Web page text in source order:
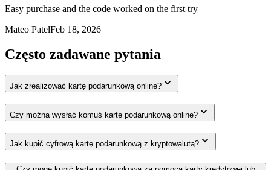
Easy purchase and the code worked on the first try
Mateo PatelFeb 18, 2026
Często zadawane pytania
Jak zrealizować kartę podarunkową online?
Czy można wysłać komuś kartę podarunkową online?
Jak kupić cyfrową kartę podarunkową z kryptowalutą?